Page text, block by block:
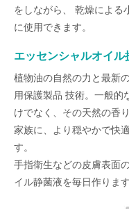
をしながら、 乾燥による
に使用できます。
エッセンシャルオイル
植物油の自然の力と最新
用保護製品 技術。一般的
けでなく、その天然の香
家族に、より穏やかで快
す。
手指衛生などの皮膚表面
イル静菌液を毎日作りま